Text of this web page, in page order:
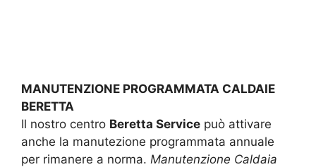
MANUTENZIONE PROGRAMMATA CALDAIE
BERETTA
Il nostro centro Beretta Service può attivare
anche la manutezione programmata annuale
per rimanere a norma. Manutenzione Caldaia